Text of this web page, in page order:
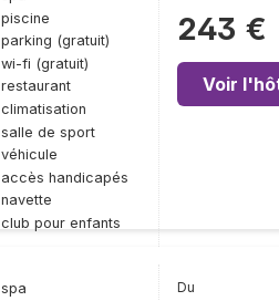
piscine
parking (gratuit)
wi-fi (gratuit)
restaurant
climatisation
salle de sport
véhicule
accès handicapés
navette
club pour enfants
243 €
Voir
spa
Du